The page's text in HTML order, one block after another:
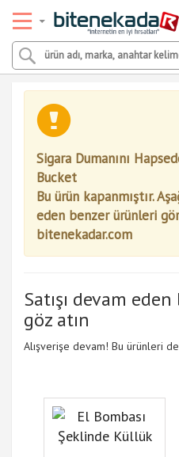
Sigara Dumanını
Bucket
Bu ürün kapanmıştır.
eden benzer ürünleri
bitenekadar.com
Satışı devam
göz atın
Alışverişe devam! Bu ürünleri